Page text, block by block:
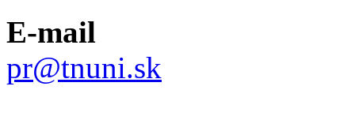
E-mail
pr@tnuni.sk